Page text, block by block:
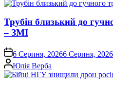
Трубін близький до
– ЗМІ
on6 Серпня, 20266 Серпня, 2026
Опубліковано
Юлія Верба